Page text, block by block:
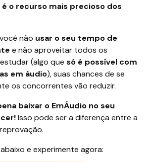
o recurso mais precioso dos
não usar o seu tempo de
e não aproveitar todos os
(algo quesó é possível com
em áudio), suas chances de se
os concorrentes vão reduzir.
baixar o EmÁudio no seu
Isso pode ser a diferença entre a
e experimente agora: